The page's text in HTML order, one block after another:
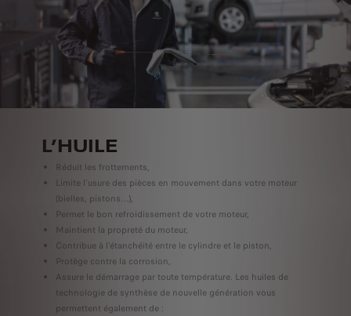
L’HUILE
Réduit les frottements,
Limite l’usure des pièces en mouvement dans votre moteur
(bielles, pistons…),
Permet le bon refroidissement de votre moteur,
Maintient la propreté du moteur,
Contribue à l’étanchéité entre le cylindre et le piston,
Protège contre la corrosion,
Assure le démarrage par toute température. Les huiles de
technologie de synthèse de nouvelle génération vous
permettent également de :